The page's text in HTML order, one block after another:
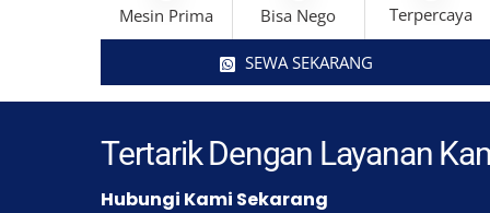
Mesin Prima Bisa Nego Terpercaya
SEWA SEKARANG
Tertarik Dengan Layanan
Hubungi Kami Sekarang